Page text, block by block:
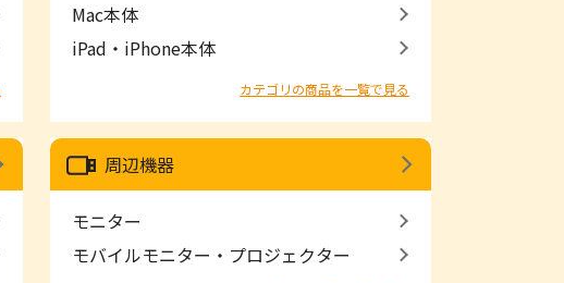
Mac本体
iPad・iPhone本体
カテゴリの商品を一覧で見る
周辺機器
モニター
モバイルモニター・プロジェクター